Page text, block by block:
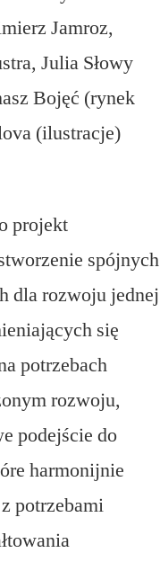
Jamroz,
Julia Słowy
Bojęć (rynek
(ilustracje)
projekt
spójnych
dla rozwoju jednej
się
potrzebach
rozwoju,
podejście do
harmonijnie
potrzebami